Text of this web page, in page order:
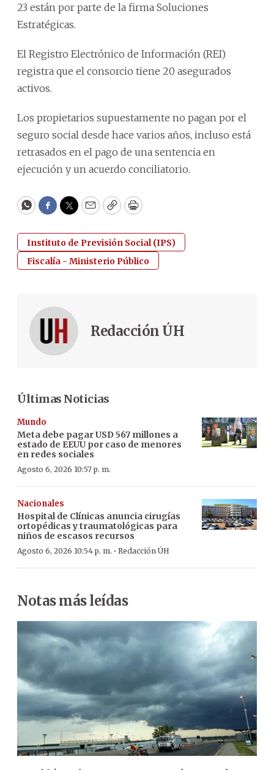
23 están por parte de la firma Soluciones
Estratégicas.
El Registro Electrónico de Información (REI)
registra que el consorcio tiene 20 asegurados
activos.
Los propietarios supuestamente no pagan por el
seguro social desde hace varios años, incluso está
retrasados en el pago de una sentencia en
ejecución y un acuerdo conciliatorio.
WhatsApp
Facebook
Twitter
EmailCopyPrint
Instituto de Previsión Social (IPS)
Fiscalía - Ministerio Público
Redacción ÚH
Últimas Noticias
Mundo
Meta debe pagar USD 567 millones a
estado de EEUU por caso de menores
en redes sociales
Agosto 6, 2026 10:57 p. m.
Nacionales
Hospital de Clínicas anuncia cirugías
ortopédicas y traumatológicas para
niños de escasos recursos
Agosto 6, 2026 10:54 p. m. · Redacción ÚH
Notas más leídas